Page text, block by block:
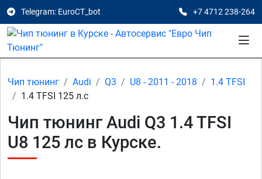
Telegram: EuroCT_bot +7 4712 238-264
Чип тюнинг Audi Q3 U8 - 2011 - 2018
1.4 TFSI
1.4 TFSI 125 л.с
Чип тюнинг Audi Q3 1.4 TFSI
U8 125 лс в Курске.